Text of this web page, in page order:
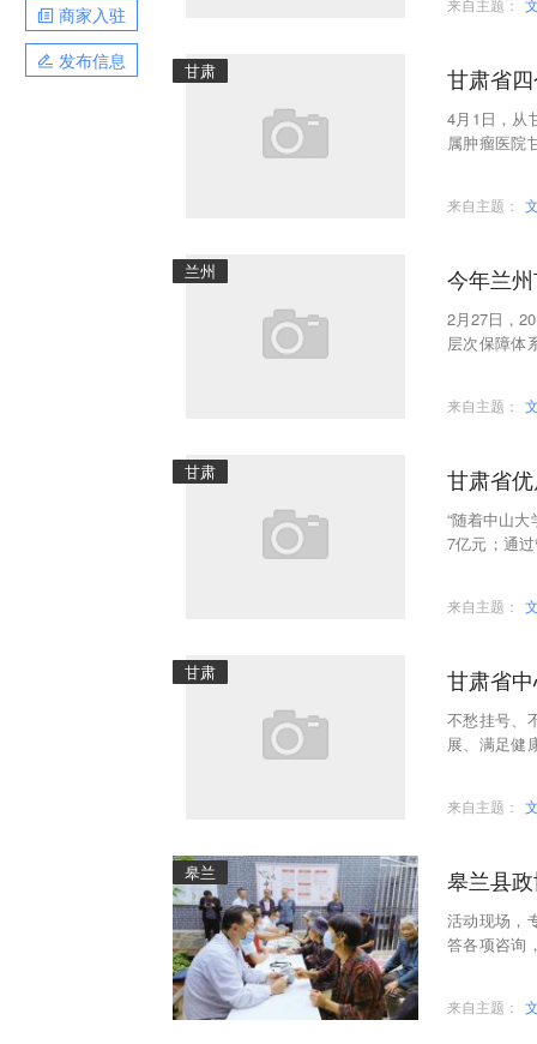
商家入驻
发布信息
来自主题：
甘肃 甘肃省
4月1日，从
属肿瘤医院
来自主题：
兰州 今年兰
2月27日，
层次保障体
来自主题：
甘肃 甘肃省
“随着中山
7亿元；通
来自主题：
甘肃 甘肃省
不愁挂号、
展、满足健
来自主题：
皋兰 皋兰县
活动现场，
答各项咨询
来自主题：